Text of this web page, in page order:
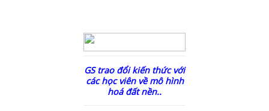
GS trao đổi kiến thức với
các học viên về mô hình
hoá đất nền..